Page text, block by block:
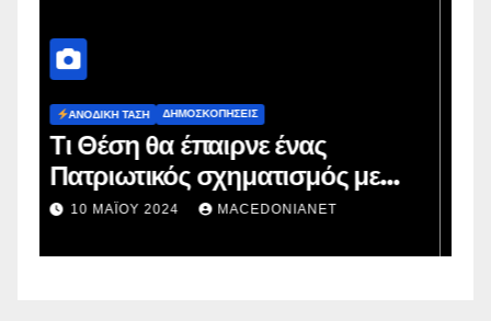
ΔΗΜΟΣΚΟΠΉΣΕΙΣ
Ευρωεκλογές 2024: Πρόθεση
Ψήφου
2 ΜΑΪ́ΟΥ 2024 MACEDONIANET